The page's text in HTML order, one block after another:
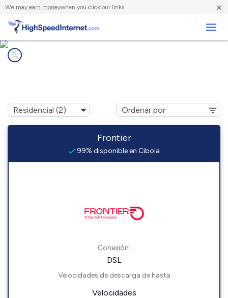
We may earn moneywhen you click our links. ×
Frontier
99% disponible en Cibola
Conexión:
DSL
Velocidades de descarga de hasta
Velocidades